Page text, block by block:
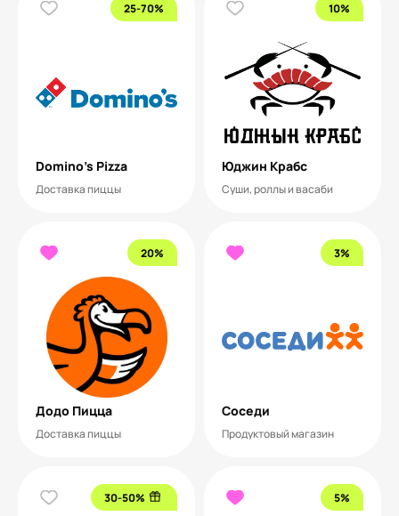
25-70%
Domino’s Pizza
Доставка пиццы
10%
Юджин Крабс
Суши, роллы и васаби
20%
Додо Пицца
Доставка пиццы
3%
Соседи
Продуктовый магазин
30-50% 5%